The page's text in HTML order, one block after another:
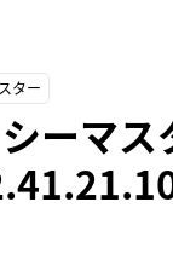
ター
ーマ